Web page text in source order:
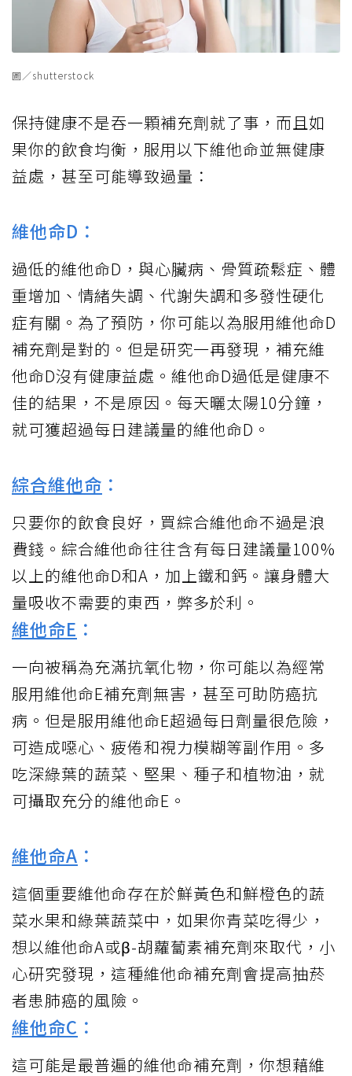
圖／shutterstock
保持健康不是吞一顆補充劑就了事，而且如
果你的飲食均衡，服用以下維他命並無健康
益處，甚至可能導致過量：
維他命D：
過低的維他命D，與心臟病、骨質疏鬆症、體
重增加、情緒失調、代謝失調和多發性硬化
症有關。為了預防，你可能以為服用維他命D
補充劑是對的。但是研究一再發現，補充維
他命D沒有健康益處。維他命D過低是健康不
佳的結果，不是原因。每天曬太陽10分鐘，
就可獲超過每日建議量的維他命D。
綜合維他命 ：
只要你的飲食良好，買綜合維他命不過是浪
費錢。綜合維他命往往含有每日建議量100%
以上的維他命D和A，加上鐵和鈣。讓身體大
量吸收不需要的東西，弊多於利。
維他命E ：
一向被稱為充滿抗氧化物，你可能以為經常
服用維他命E補充劑無害，甚至可助防癌抗
病。但是服用維他命E超過每日劑量很危險，
可造成噁心、疲倦和視力模糊等副作用。多
吃深綠葉的蔬菜、堅果、種子和植物油，就
可攝取充分的維他命E。
維他命A ：
這個重要維他命存在於鮮黃色和鮮橙色的蔬
菜水果和綠葉蔬菜中，如果你青菜吃得少，
想以維他命A或β-胡蘿蔔素補充劑來取代，小
心研究發現，這種維他命補充劑會提高抽菸
者患肺癌的風險。
維他命C ：
這可能是最普遍的維他命補充劑，你想藉維